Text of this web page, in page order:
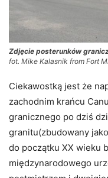
Zdjęcie posterunków
fot. Mike Kalasnik from Fort
Ciekawostką jest że
zachodnim krańcu
granicznego po dziś
granitu(zbudowany
do początku XX wieku
międzynarodowego